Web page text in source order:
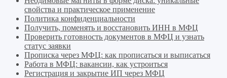
свойства и практическое применение
Политика конфиденциальности
Получить, поменять и восстановить ИНН в МФЦ
Проверить готовность документов в МФЦ и узнать
статус заявки
Прописка через МФЦ: как прописаться и выписаться
Работа в МФЦ: вакансии, как устроиться
Регистрация и закрытие ИП через МФЦ